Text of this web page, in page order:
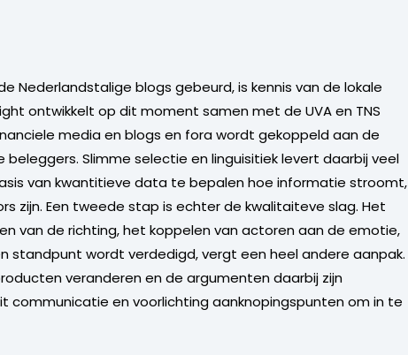
Nederlandstalige blogs gebeurd, is kennis van de lokale
ontwikkelt op dit moment samen met de UVA en TNS
media en blogs en fora wordt gekoppeld aan de
Slimme selectie en linguisitiek levert daarbij veel
van kwantitieve data te bepalen hoe informatie stroomt,
zijn. Een tweede stap is echter de kwalitaiteve slag. Het
van de richting, het koppelen van actoren aan de emotie,
standpunt wordt verdedigd, vergt een heel andere aanpak.
veranderen en de argumenten daarbij zijn
en voorlichting aanknopingspunten om in te